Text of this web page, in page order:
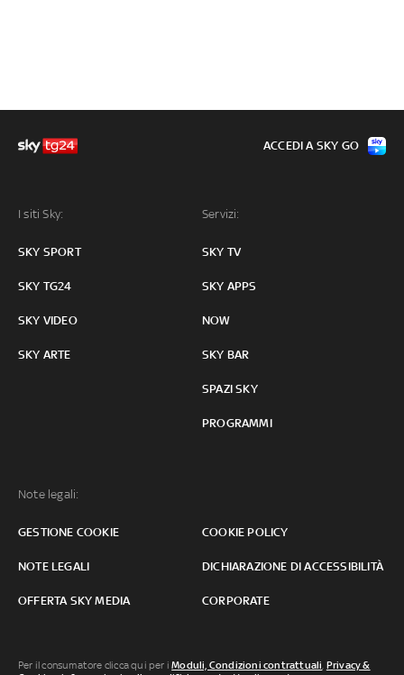
I siti Sky:
SKY SPORT
SKY TG24
SKY VIDEO
SKY ARTE
Servizi:
SKY TV
SKY APPS
NOW
SKY BAR
SPAZI SKY
PROGRAMMI
Note legali:
GESTIONE COOKIE COOKIE POLICY
NOTE LEGALI DICHIARAZIONE DI ACCESSIBILITÀ
OFFERTA SKY MEDIA CORPORATE
ACCEDI A SKY GO
Per il consumatore clicca qui per iModuli, Condizioni contrattuali, Privacy &